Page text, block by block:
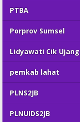
PTBA
Porprov Sumsel
Lidyawati Cik Ujang
pemkab lahat
PLNS2JB
PLNUIDS2JB